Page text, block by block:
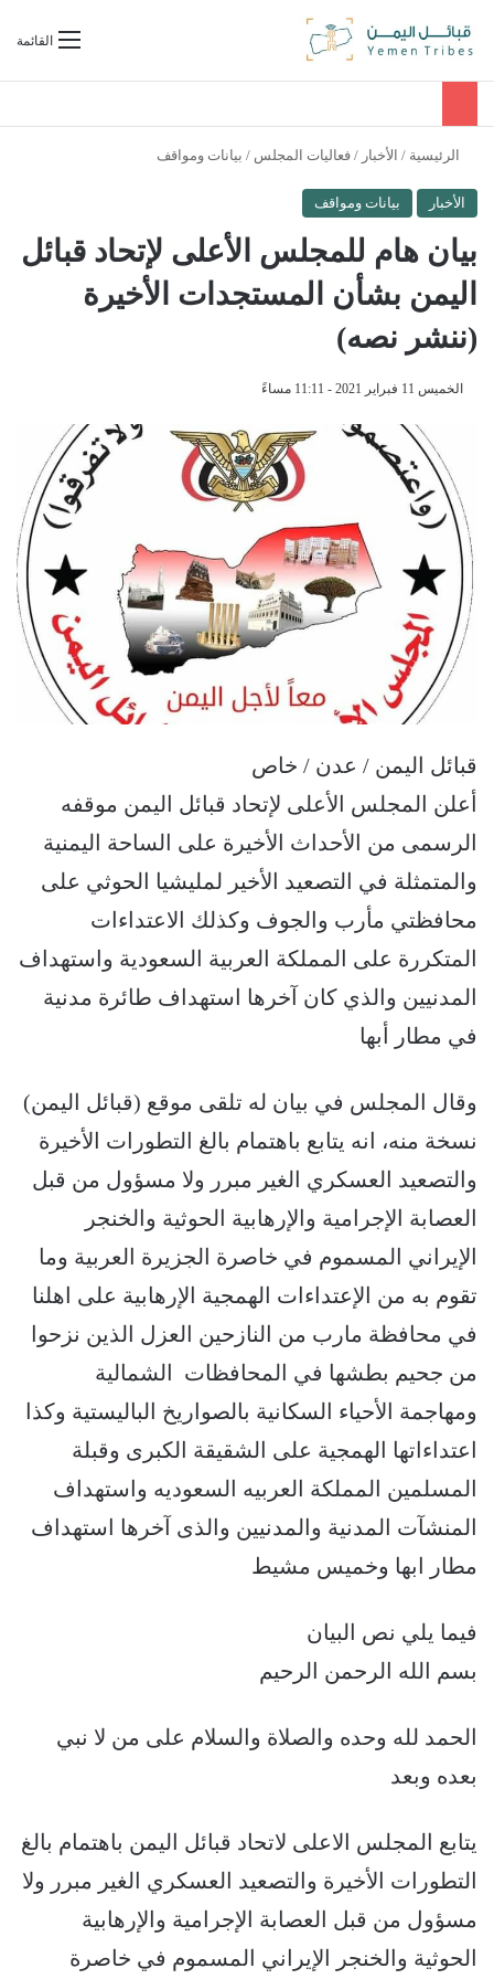
القائمةبحث عن
الرئيسية / الأخبار / فعاليات المجلس / بيانات ومواقف
الأخبار بيانات ومواقف
بيان هام للمجلس الأعلى لإتحاد قبائل
اليمن بشأن المستجدات الأخيرة
(ننشر نصه)
الخميس 11 فبراير 2021 - 11:11 مساءً
قبائل اليمن / عدن / خاص
أعلن المجلس الأعلى لإتحاد قبائل اليمن موقفه
الرسمى من الأحداث الأخيرة على الساحة اليمنية
والمتمثلة في التصعيد الأخير لمليشيا الحوثي على
محافظتي مأرب والجوف وكذلك الاعتداءات
المتكررة على المملكة العربية السعودية واستهداف
المدنيين والذي كان آخرها استهداف طائرة مدنية
في مطار أبها
وقال المجلس في بيان له تلقى موقع (قبائل اليمن)
نسخة منه، انه يتابع باهتمام بالغ التطورات الأخيرة
والتصعيد العسكري الغير مبرر ولا مسؤول من قبل
العصابة الإجرامية والإرهابية الحوثية والخنجر
الإيراني المسموم في خاصرة الجزيرة العربية وما
تقوم به من الإعتداءات الهمجية الإرهابية على اهلنا
في محافظة مارب من النازحين العزل الذين نزحوا
من جحيم بطشها في المحافظات الشمالية
ومهاجمة الأحياء السكانية بالصواريخ الباليستية وكذا
اعتداءاتها الهمجية على الشقيقة الكبرى وقبلة
المسلمين المملكة العربيه السعوديه واستهداف
المنشآت المدنية والمدنيين والذى آخرها استهداف
مطار ابها وخميس مشيط
فيما يلي نص البيان
بسم الله الرحمن الرحيم
الحمد لله وحده والصلاة والسلام على من لا نبي
بعده وبعد
يتابع المجلس الاعلى لاتحاد قبائل اليمن باهتمام بالغ
التطورات الأخيرة والتصعيد العسكري الغير مبرر ولا
مسؤول من قبل العصابة الإجرامية والإرهابية
الحوثية والخنجر الإيراني المسموم في خاصرة